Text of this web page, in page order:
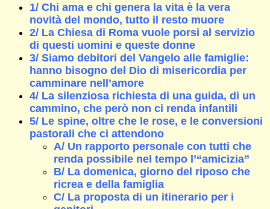
1/ Chi ama e chi genera la vita è la vera
novità del mondo, tutto il resto muore
2/ La Chiesa di Roma vuole porsi al servizio
di questi uomini e queste donne
3/ Siamo debitori del Vangelo alle famiglie:
hanno bisogno del Dio di misericordia per
camminare nell’amore
4/ La silenziosa richiesta di una guida, di un
cammino, che però non ci renda infantili
5/ Le spine, oltre che le rose, e le conversioni
pastorali che ci attendono
A/ Un rapporto personale con tutti che
renda possibile nel tempo l’“amicizia”
B/ La domenica, giorno del riposo che
ricrea e della famiglia
C/ La proposta di un itinerario per i